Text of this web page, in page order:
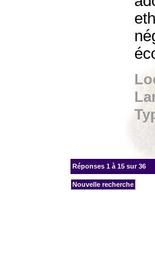
Réponses 1 à 15 sur 36